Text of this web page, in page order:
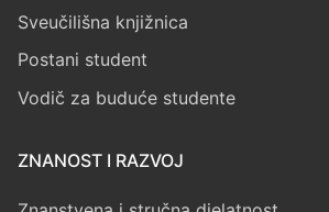
Sveučilišna knjižnica
Postani student
Vodič za buduće studente
ZNANOST I RAZVOJ